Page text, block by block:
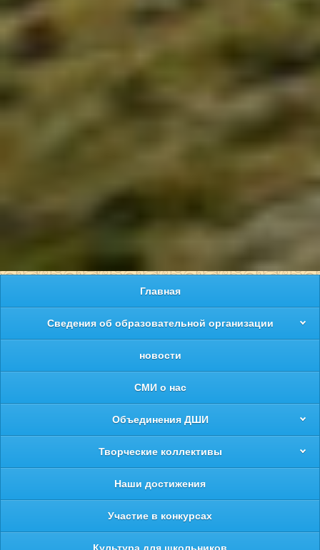
Главная
Сведения об образовательной организации
новости
СМИ о нас
Объединения ДШИ
Творческие коллективы
Наши достижения
Участие в конкурсах